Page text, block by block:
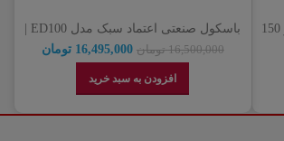
باسکول اعتماد 1200 کیلوگرمی 150در 150
نمایندگی رسمی اعتماد16,500,000 تومان 16,495,000 تومان
افزودن به سبد خرید